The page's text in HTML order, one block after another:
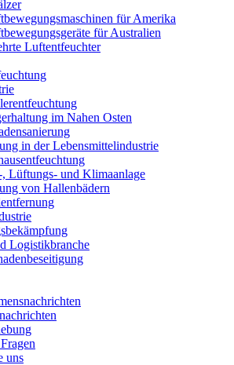
für Amerika
für Australien
Luftentfeuchter
im Nahen Osten
in der Lebensmittelindustrie
Lüftungs- und Klimaanlage
von Hallenbädern
Logistikbranche
uns